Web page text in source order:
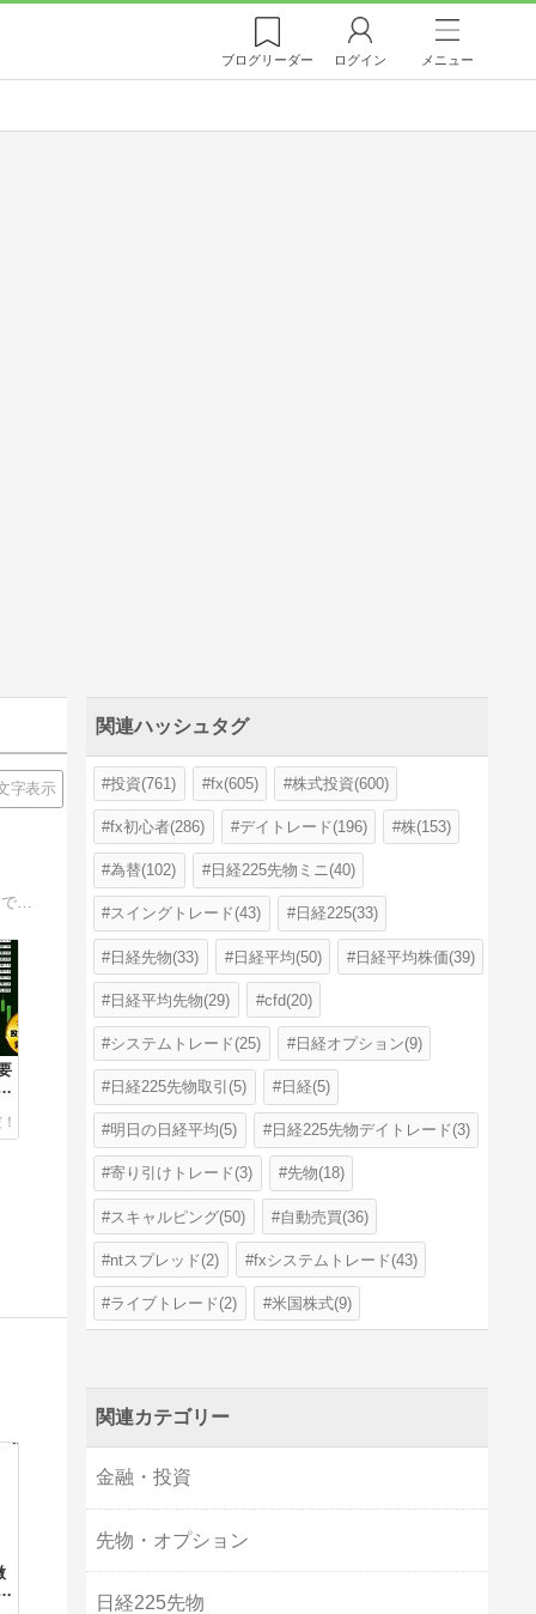
ブログリーダー ログイン メニュー
字表示
-「商品先物取引」「FX」「株取引」で安定的に利益を上げたい方必見！-自己分析一切必要なし！何処で売る、何処で買うが一目瞭然！いくらで売る、いくらで買うが一目瞭然！
関連ハッシュタグ
投資(761) fx(605) 株式投資(600)
fx初心者(286) デイトレード(196) 株(153)
為替(102) 日経225先物ミニ(40)
スイングトレード(43) 日経225(33)
日経先物(33) 日経平均(50) 日経平均株価(39)
日経平均先物(29) cfd(20)
システムトレード(25) 日経オプション(9)
日経225先物取引(5) 日経(5)
明日の日経平均(5) 日経225先物デイトレード(3)
寄り引けトレード(3) 先物(18)
スキャルピング(50) 自動売買(36)
ntスプレッド(2) fxシステムトレード(43)
ライブトレード(2) 米国株式(9)
関連カテゴリー
金融・投資
先物・オプション
日経225先物